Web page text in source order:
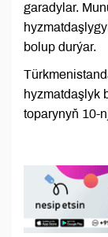
garadylar.
bolup durýar.
hyzmatdaşlyk
toparynyň 10-